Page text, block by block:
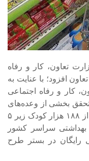
تعاون، کار و رفاه
افزود؛ با عنایت به
کار و رفاه اجتماعی
بخشی از وعده‌های
دولت چهاردهم، سرپرستان خانوار بیش از ۱۸۸ هزار کودک زیر ۵
بهداشتی سراسر کشور
رایگان در بستر طرح